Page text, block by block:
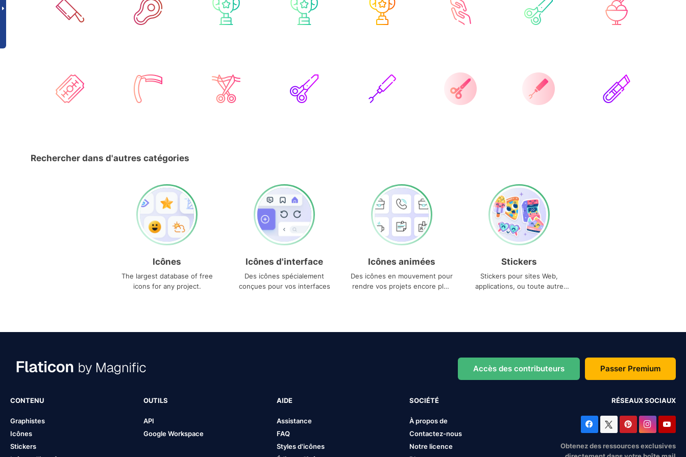
Rechercher dans d'autres catégories
Icônes
The largest database of free
icons for any project.
Icônes d'interface
Des icônes spécialement
conçues pour vos interfaces
Icônes animées
Des icônes en mouvement pour
rendre vos projets encore plus
Stickers
Stickers pour sites Web,
applications, ou toute autre
Accès des contributeurs Passer Premium
CONTENU
Graphistes
Icônes
Stickers
OUTILS
API
Google Workspace
AIDE
Assistance
FAQ
Styles d'icônes
SOCIÉTÉ
À propos de
Contactez-nous
Notre licence
RÉSEAUX SOCIAUX
Obtenez des ressources exclusives